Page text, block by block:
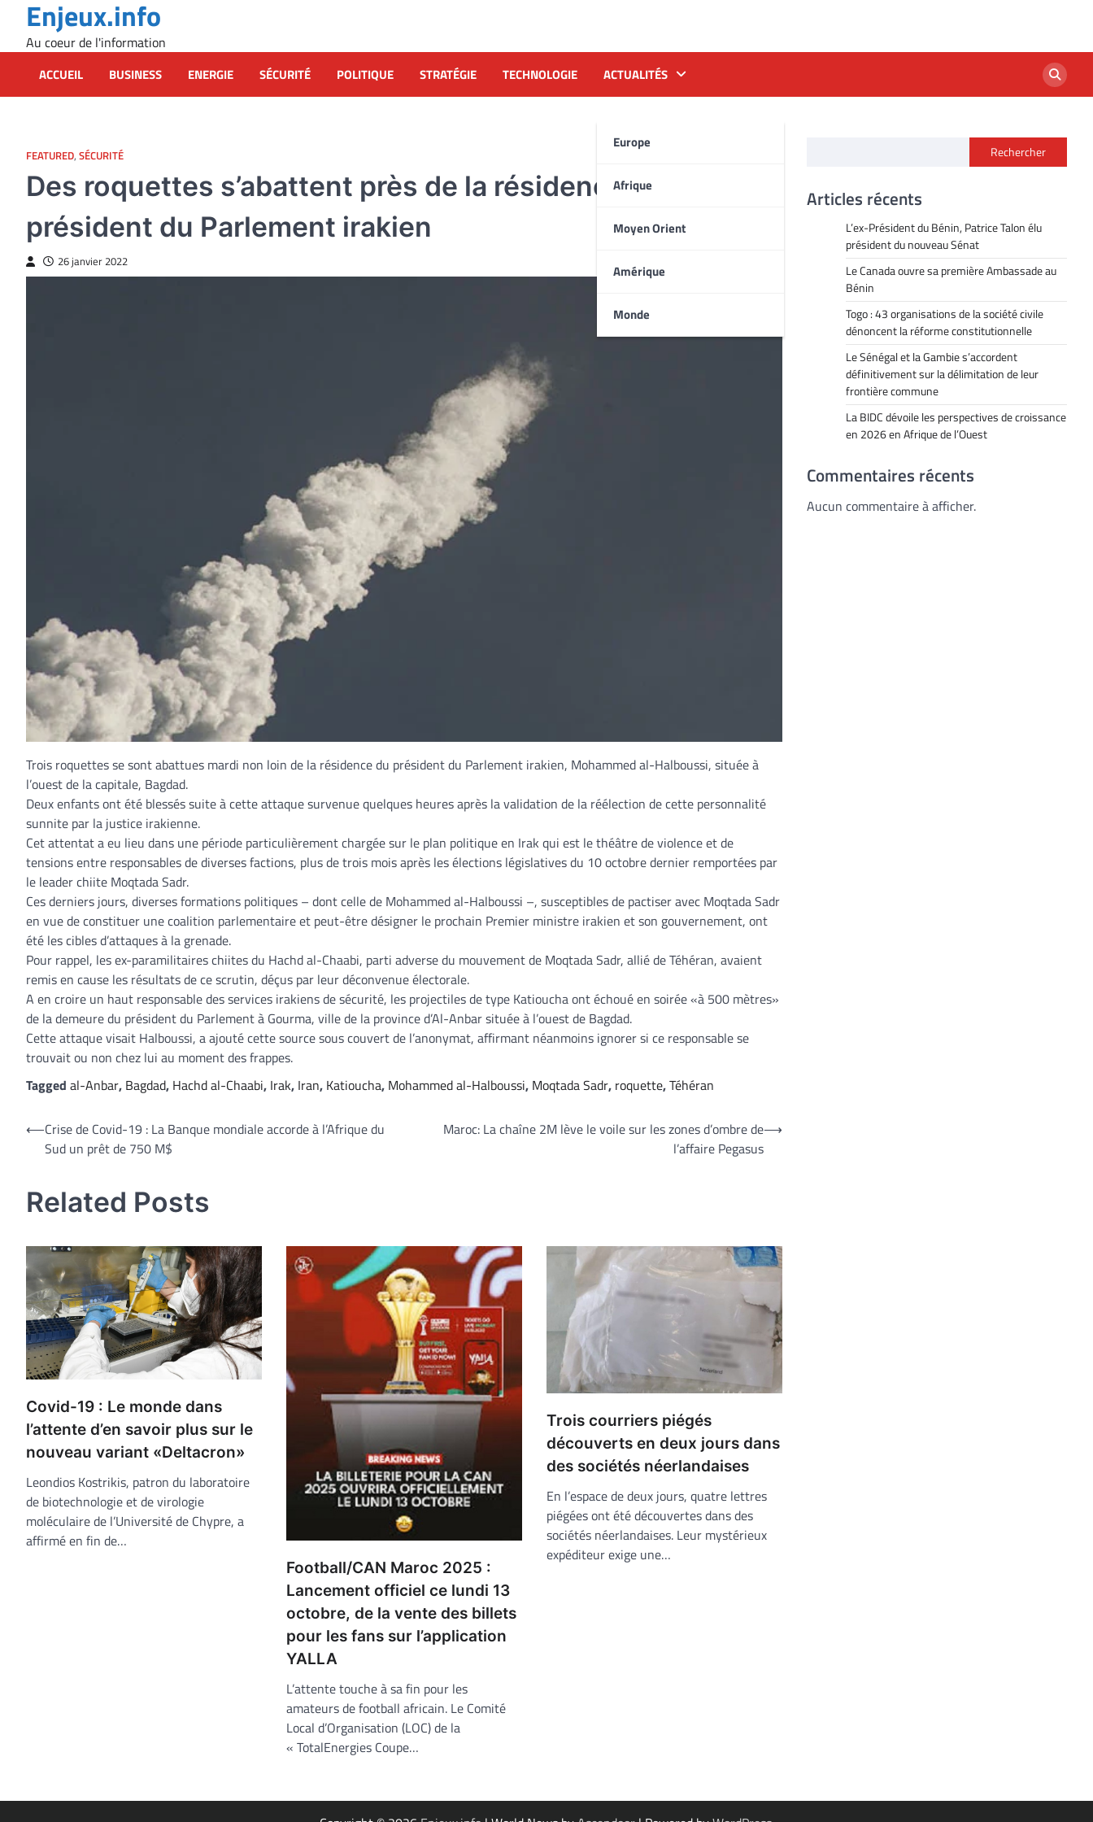
content
Enjeux.info
Au coeur de l'information
ACCUEIL BUSINESS ENERGIE SÉCURITÉ POLITIQUE STRATÉGIE TECHNOLOGIE ACTUALITÉS
Europe
Afrique
Moyen Orient
Amérique
Monde
FEATURED, SÉCURITÉ
Des roquettes s’abattent près de la résidence du
président du Parlement irakien
26 janvier 2022
Trois roquettes se sont abattues mardi non loin de la résidence du président du Parlement irakien, Mohammed al-Halboussi, située à
l’ouest de la capitale, Bagdad.
Deux enfants ont été blessés suite à cette attaque survenue quelques heures après la validation de la réélection de cette personnalité
sunnite par la justice irakienne.
Cet attentat a eu lieu dans une période particulièrement chargée sur le plan politique en Irak qui est le théâtre de violence et de
tensions entre responsables de diverses factions, plus de trois mois après les élections législatives du 10 octobre dernier remportées par
le leader chiite Moqtada Sadr.
Ces derniers jours, diverses formations politiques – dont celle de Mohammed al-Halboussi –, susceptibles de pactiser avec Moqtada Sadr
en vue de constituer une coalition parlementaire et peut-être désigner le prochain Premier ministre irakien et son gouvernement, ont
été les cibles d’attaques à la grenade.
Pour rappel, les ex-paramilitaires chiites du Hachd al-Chaabi, parti adverse du mouvement de Moqtada Sadr, allié de Téhéran, avaient
remis en cause les résultats de ce scrutin, déçus par leur déconvenue électorale.
A en croire un haut responsable des services irakiens de sécurité, les projectiles de type Katioucha ont échoué en soirée «à 500 mètres»
de la demeure du président du Parlement à Gourma, ville de la province d’Al-Anbar située à l’ouest de Bagdad.
Cette attaque visait Halboussi, a ajouté cette source sous couvert de l’anonymat, affirmant néanmoins ignorer si ce responsable se
trouvait ou non chez lui au moment des frappes.
Tagged al-Anbar, Bagdad, Hachd al-Chaabi, Irak, Iran, Katioucha, Mohammed al-Halboussi, Moqtada Sadr, roquette,Téhéran
Navigation
⟵Crise de Covid-19 : La Banque mondiale accorde à l’Afrique du
Sud un prêt de 750 M$
Maroc: La chaîne 2M lève le voile sur les zones d’ombre de
l’affaire Pegasus
⟶
Related Posts
Covid-19 : Le monde dans
l’attente d’en savoir plus sur le
nouveau variant «Deltacron»
Leondios Kostrikis, patron du laboratoire
de biotechnologie et de virologie
moléculaire de l’Université de Chypre, a
affirmé en fin de…
Football/CAN Maroc 2025 :
Lancement officiel ce lundi 13
octobre, de la vente des billets
pour les fans sur l’application
YALLA
L’attente touche à sa fin pour les
amateurs de football africain. Le Comité
Local d’Organisation (LOC) de la
« TotalEnergies Coupe…
Trois courriers piégés
découverts en deux jours dans
des sociétés néerlandaises
En l’espace de deux jours, quatre lettres
piégées ont été découvertes dans des
sociétés néerlandaises. Leur mystérieux
expéditeur exige une…
Rechercher
Articles récents
L’ex-Président du Bénin, Patrice Talon élu
président du nouveau Sénat
Le Canada ouvre sa première Ambassade au
Bénin
Togo : 43 organisations de la société civile
dénoncent la réforme constitutionnelle
Le Sénégal et la Gambie s’accordent
définitivement sur la délimitation de leur
frontière commune
La BIDC dévoile les perspectives de croissance
en 2026 en Afrique de l’Ouest
Commentaires récents
Aucun commentaire à afficher.